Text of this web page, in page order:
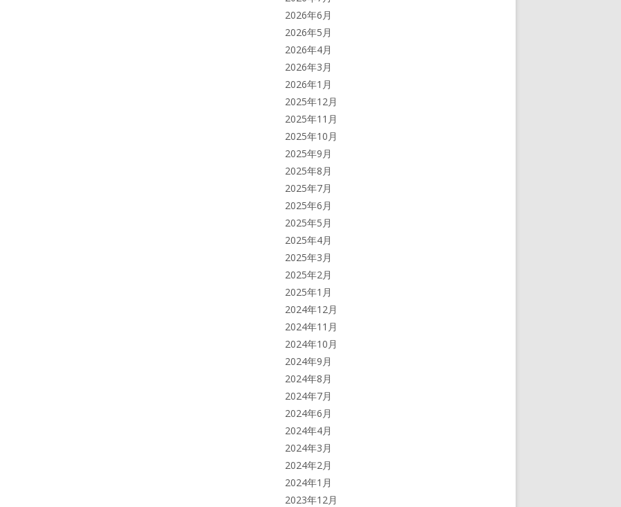
2026年6月
2026年5月
2026年4月
2026年3月
2026年1月
2025年12月
2025年11月
2025年10月
2025年9月
2025年8月
2025年7月
2025年6月
2025年5月
2025年4月
2025年3月
2025年2月
2025年1月
2024年12月
2024年11月
2024年10月
2024年9月
2024年8月
2024年7月
2024年6月
2024年4月
2024年3月
2024年2月
2024年1月
2023年12月